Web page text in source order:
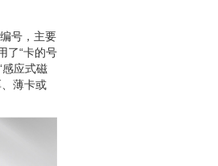
号，主要
了“卡的号
感应式磁
薄卡或